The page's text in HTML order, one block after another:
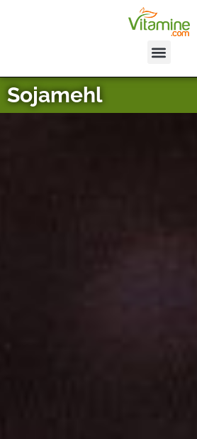
Sojamehl